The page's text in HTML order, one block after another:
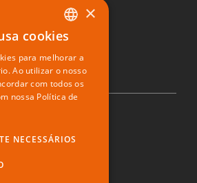
PORTUGUESE
ENGLISH
SPANISH
×
cookies
para melhorar a
Ao utilizar o nosso
com todos os
nossa Política de
NECESSÁRIOS